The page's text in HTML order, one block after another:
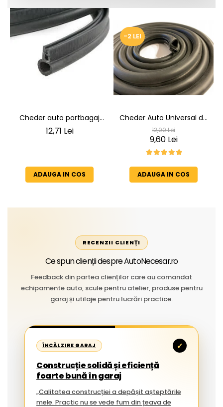
Cheder auto portbagaj
Cheder de Etanșare
Aplicații Vânzare la Metru
Liniar
12,71 Lei
ADAUGA IN COS
-2 LEI
Cheder Auto Universal de
Etanșare Uși rezistent la
intemperii, raze UV,
îmbătrânire și temperaturi
12,00 Lei
9,60 Lei
ADAUGA IN COS
RECENZII CLIENȚI
Ce spun clienții despre AutoNecesar.ro
Feedback din partea clienților care au comandat
echipamente auto, scule pentru atelier, produse pentru
garaj și utilaje pentru lucrări practice.
ÎNCĂLZIRE GARAJ ✓
Construcție solidă și eficiență
foarte bună în garaj
„Calitatea construcției a depășit așteptările
mele. Practic nu se vede fum din țeava de